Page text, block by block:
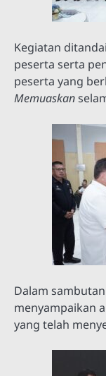
Kegiatan
peserta serta
peserta yang
Memuaskan
Dalam
menyampaikan
yang telah